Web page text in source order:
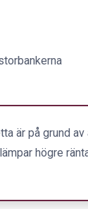
är på grund
högre